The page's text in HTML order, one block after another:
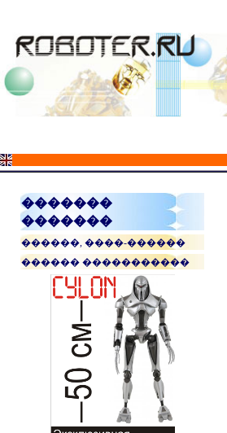
�������
�������
������, ����-������
������ �����������